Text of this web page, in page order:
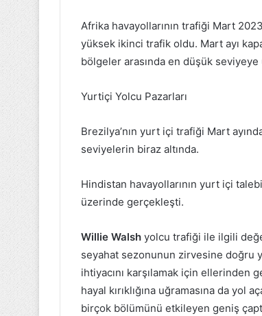
Afrika havayollarının trafiği Mart
yüksek ikinci trafik oldu. Mart ayı
bölgeler arasında en düşük seviyeye
Yurtiçi Yolcu Pazarları
Brezilya’nın yurt içi trafiği Mart
seviyelerin biraz altında.
Hindistan havayollarının yurt içi
üzerinde gerçekleşti.
Willie Walsh yolcu trafiği ile ilgili
seyahat sezonunun zirvesine doğru
ihtiyacını karşılamak için ellerinden
hayal kırıklığına uğramasına da yol
birçok bölümünü etkileyen geniş